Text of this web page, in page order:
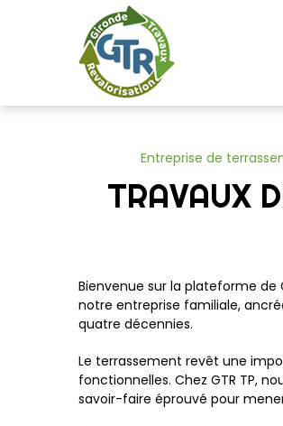
Entreprise de
TRAVAUX
Bienvenue sur la plateforme de
notre entreprise familiale,
quatre décennies.
Le terrassement revêt une
fonctionnelles. Chez GTR TP,
savoir-faire éprouvé pour
Panneau de gestion des cookies